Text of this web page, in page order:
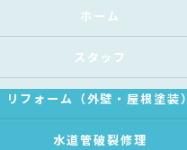
ホーム
スタッフ
リフォーム（外壁・屋根塗装）
水道管破裂修理